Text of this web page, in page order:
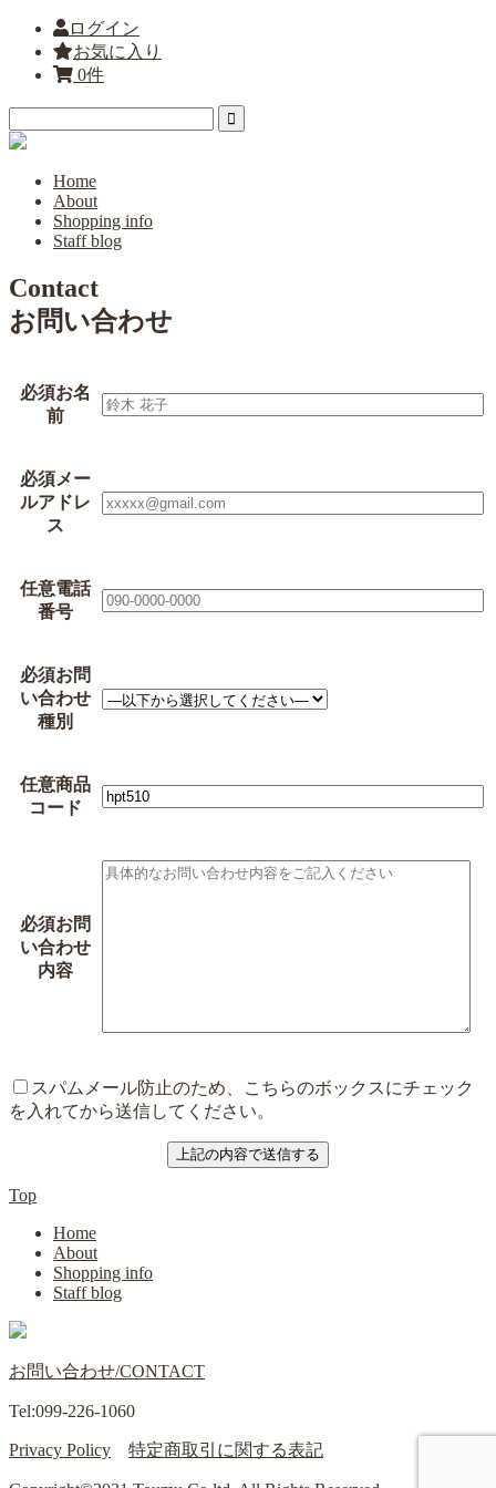
ログイン
お気に入り
0件
Home
About
Shopping info
Staff blog
Contact
お問い合わせ
必須お名
前
必須メー
ルアドレ
ス
任意電話
番号
必須お問
い合わせ
種別
任意商品
コード
必須お問
い合わせ
内容
スパムメール防止のため、こちらのボックスにチェック
を入れてから送信してください。
Top
Home
About
Shopping info
Staff blog
お問い合わせ/CONTACT
Tel:099-226-1060
Privacy Policy 特定商取引に関する表記